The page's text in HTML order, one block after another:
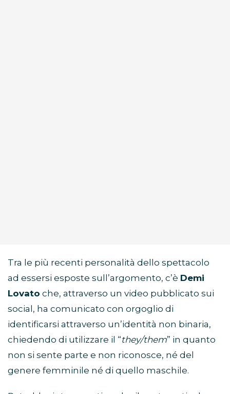
Tra le più recenti personalità dello spettacolo
ad essersi esposte sull’argomento, c’è Demi
Lovato che, attraverso un video pubblicato sui
social, ha comunicato con orgoglio di
identificarsi attraverso un’identità non binaria,
chiedendo di utilizzare il “they/them” in quanto
non si sente parte e non riconosce, né del
genere femminile né di quello maschile.